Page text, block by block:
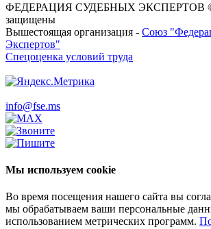
ФЕДЕРАЦИЯ СУДЕБНЫХ ЭКСПЕРТОВ ©
защищены
Вышестоящая организация - Союз
Экспертов"
Спецоценка условий труда
info@fse.ms
Мы используем cookie
Во время посещения нашего сайта вы
мы обрабатываем ваши персональные
использованием метрических программ.